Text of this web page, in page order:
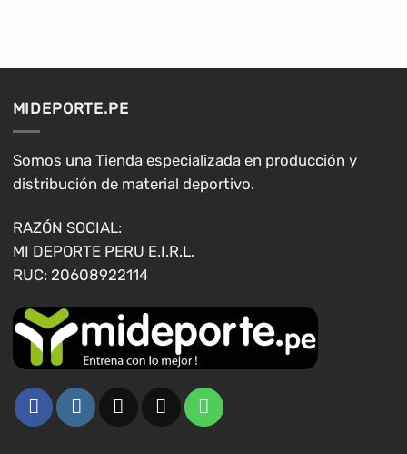
se
pueden
elegir
en
página
de
producto
elegir
en
MIDEPORTE.PE
Somos una Tienda especializada en producción y
distribución de material deportivo.
RAZÓN SOCIAL:
MI DEPORTE PERU E.I.R.L.
RUC: 20608922114